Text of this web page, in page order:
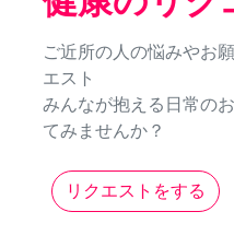
ご近所の人の悩みやお
エスト
みんなが抱える日常の
てみませんか？
リクエストをする